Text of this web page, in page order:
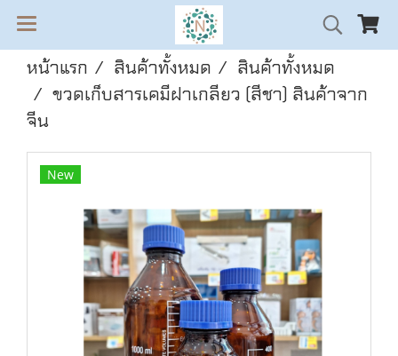
หน้าแรก สินค้าทั้งหมด
สินค้าทั้งหมด
ขวดเก็บสารเคมีฝาเกลียว (สีชา) สินค้าจาก
จีน
New